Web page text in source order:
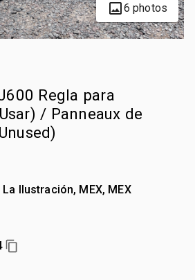
6 photos
Regla para
/ Panneaux de
Ilustración, MEX, MEX